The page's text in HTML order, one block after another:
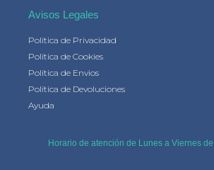
Avisos Legales
Política de Privacidad
Política de Cookies
Política de Envios
Política de Devoluciones
Ayuda
Horario de atención de Lunes a Viernes